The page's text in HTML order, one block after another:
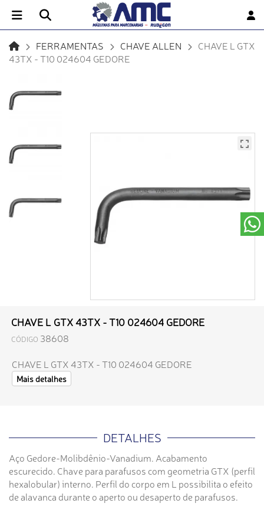
FERRAMENTAS CHAVE ALLEN
CHAVE L GTX
43TX - T10 024604 GEDORE
CHAVE L GTX 43TX - T10 024604 GEDORE
CÓDIGO 38608
CHAVE L GTX 43TX - T10 024604 GEDORE
Mais detalhes
DETALHES
Aço Gedore-Molibdênio-Vanadium. Acabamento
escurecido. Chave para parafusos com geometria GTX (perfil
hexalobular) interno. Perfil do corpo em L possibilita o efeito
de alavanca durante o aperto ou desaperto de parafusos.